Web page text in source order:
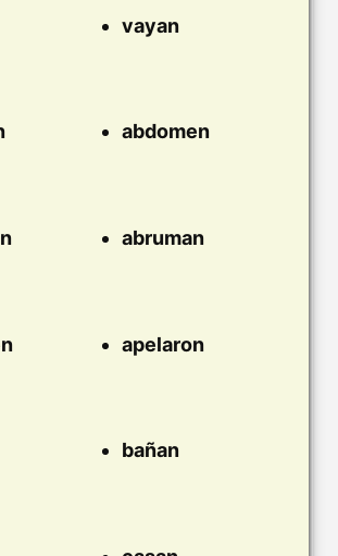
vayan
abdomen
abruman
apelaron
bañan